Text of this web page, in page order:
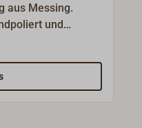
aus Messing.
und
den
die Montage in